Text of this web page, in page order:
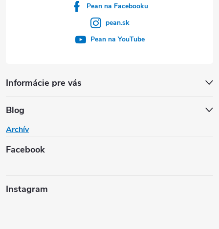
Informácie pre vás
Blog
Archív
Facebook
Pean na Facebooku
pean.sk
Pean na YouTube
Instagram